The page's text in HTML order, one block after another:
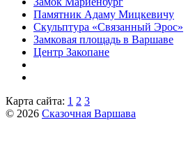
Памятник Адаму Мицкевичу
Скульптура «Связанный Эрос»
Замковая площадь в Варшаве
Центр Закопане
Карта сайта: 1 2 3
© 2026 Сказочная Варшава